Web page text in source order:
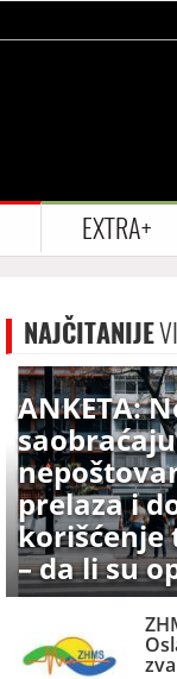
EXTRA+
NAJČITANIJE
ANKETA:
prelaza i
korišćenje
– da li su